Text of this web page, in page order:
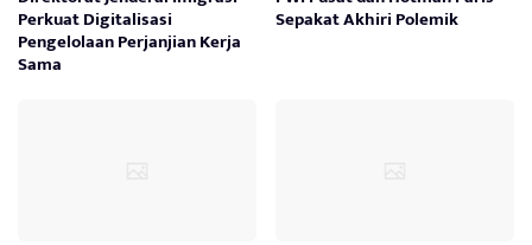
Perkuat Digitalisasi
Pengelolaan Perjanjian Kerja
Sama
Sepakat Akhiri Polemik